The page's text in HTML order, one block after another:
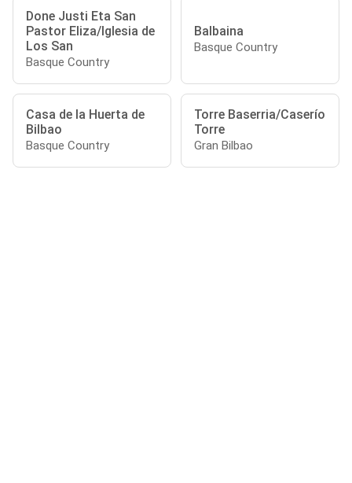
Done Justi Eta San
Pastor Eliza/Iglesia de
Los San
Basque Country
Balbaina
Basque Country
Casa de la Huerta de
Bilbao
Basque Country
Torre Baserria/Caserío
Torre
Gran Bilbao